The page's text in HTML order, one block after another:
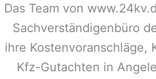
Das Team von
Sachverständigenbüro
ihre Kostenvoranschläge,
Kfz-Gutachten in